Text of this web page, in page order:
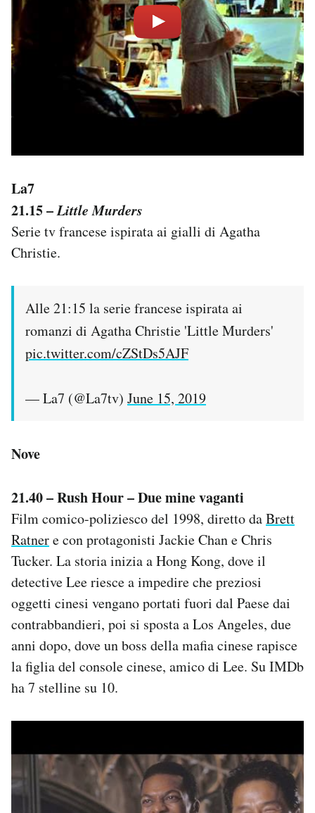
La7
21.15 –Little Murders
Serie tv francese ispirata ai gialli di Agatha
Christie.
Alle 21:15 la serie francese ispirata ai
romanzi di Agatha Christie 'Little Murders'
pic.twitter.com/cZStDs5AJF
— La7 (@La7tv) June 15, 2019
Nove
21.40 – Rush Hour – Due mine vaganti
Film comico-poliziesco del 1998, diretto daBrett
Ratnere con protagonisti Jackie Chan e Chris
Tucker. La storia inizia a Hong Kong, dove il
detective Lee riesce a impedire che preziosi
oggetti cinesi vengano portati fuori dal Paese dai
contrabbandieri, poi si sposta a Los Angeles, due
anni dopo, dove un boss della mafia cinese rapisce
la figlia del console cinese, amico di Lee. Su IMDb
ha 7 stelline su 10.